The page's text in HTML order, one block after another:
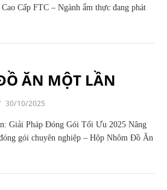
Cấp FTC – Ngành ẩm thực đang phát
ĂN MỘT LẦN
30/10/2025
Giải Pháp Đóng Gói Tối Ưu 2025 Nâng
gói chuyên nghiệp – Hộp Nhôm Đồ Ăn